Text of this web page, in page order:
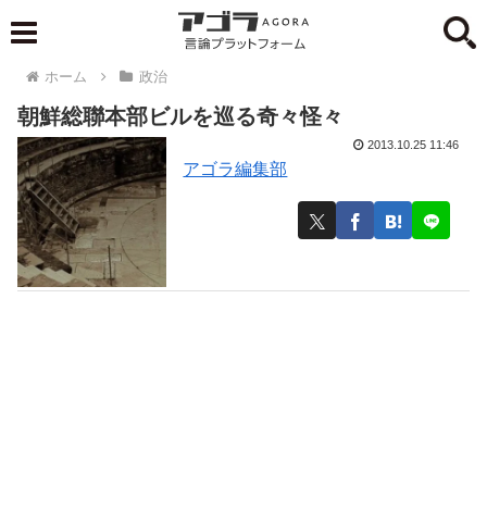
ホーム 政治
朝鮮総聯本部ビルを巡る奇々怪々
アゴラ編集部
2013.10.25 11:46